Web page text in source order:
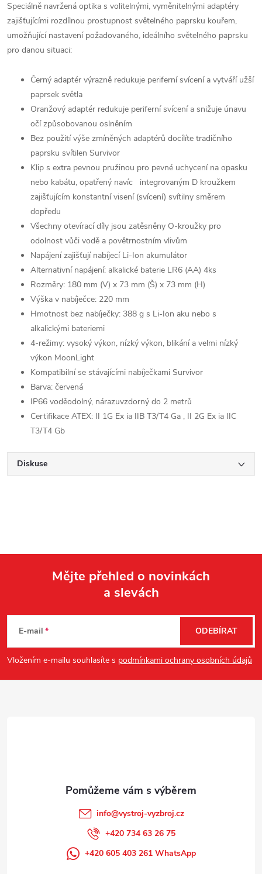
Speciálně navržená optika s volitelnými, vyměnitelnými adaptéry
zajišťujícími rozdílnou prostupnost světelného paprsku kouřem,
umožňující nastavení požadovaného, ideálního světelného paprsku
pro danou situaci:
Černý adaptér výrazně redukuje periferní svícení a vytváří užší
paprsek světla
Oranžový adaptér redukuje periferní svícení a snižuje únavu
očí způsobovanou oslněním
Bez použití výše zmíněných adaptérů docílíte tradičního
paprsku svítilen Survivor
Klip s extra pevnou pružinou pro pevné uchycení na opasku
nebo kabátu, opatřený navíc integrovaným D kroužkem
zajišťujícím konstantní visení (svícení) svítilny směrem
dopředu
Všechny otevírací díly jsou zatěsněny O-kroužky pro
odolnost vůči vodě a povětrnostním vlivům
Napájení zajišťují nabíjecí Li-Ion akumulátor
Alternativní napájení: alkalické baterie LR6 (AA) 4ks
Rozměry: 180 mm (V) x 73 mm (Š) x 73 mm (H)
Výška v nabíječce: 220 mm
Hmotnost bez nabíječky: 388 g s Li-Ion aku nebo s
alkalickými bateriemi
4-režimy: vysoký výkon, nízký výkon, blikání a velmi nízký
výkon MoonLight
Kompatibilní se stávajícími nabíječkami Survivor
Barva: červená
IP66 voděodolný, nárazuvzdorný do 2 metrů
Certifikace ATEX: II 1G Ex ia IIB T3/T4 Ga , II 2G Ex ia IIC
T3/T4 Gb
Diskuse
p
a
Mějte přehled o novinkách
a slevách
E-mail
Vložením e-mailu souhlasíte s podmínkami ochrany osobních údajů
ODEBÍRAT
info@vystroj-vyzbroj.cz
+420 734 63 26 75
+420 605 403 261 WhatsApp